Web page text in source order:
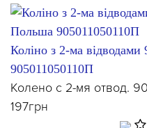
Коліно з 2-ма
905011050110П
Колено с 2-мя отвод.
197грн